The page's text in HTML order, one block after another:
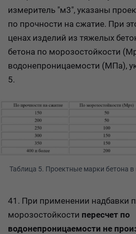
измеритель "м3", указаны
по прочности на сжатие. При
ценах изделий из тяжелых
бетона по морозостойкости
водонепроницаемости (МПа),
5.
Таблица 5. Проектные марки бетона в
41. При применении надбавки
морозостойкости пересчет по
водонепроницаемости не